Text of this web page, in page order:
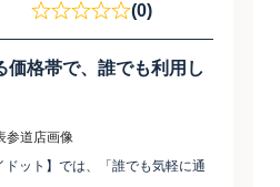
(0)
価格帯で、誰でも利用し
ドット】では、「誰でも気軽に通